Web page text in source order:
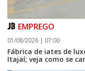
EMPREGO
01/08/2026 | 07:00
Fábrica de iates de
Itajaí; veja como se